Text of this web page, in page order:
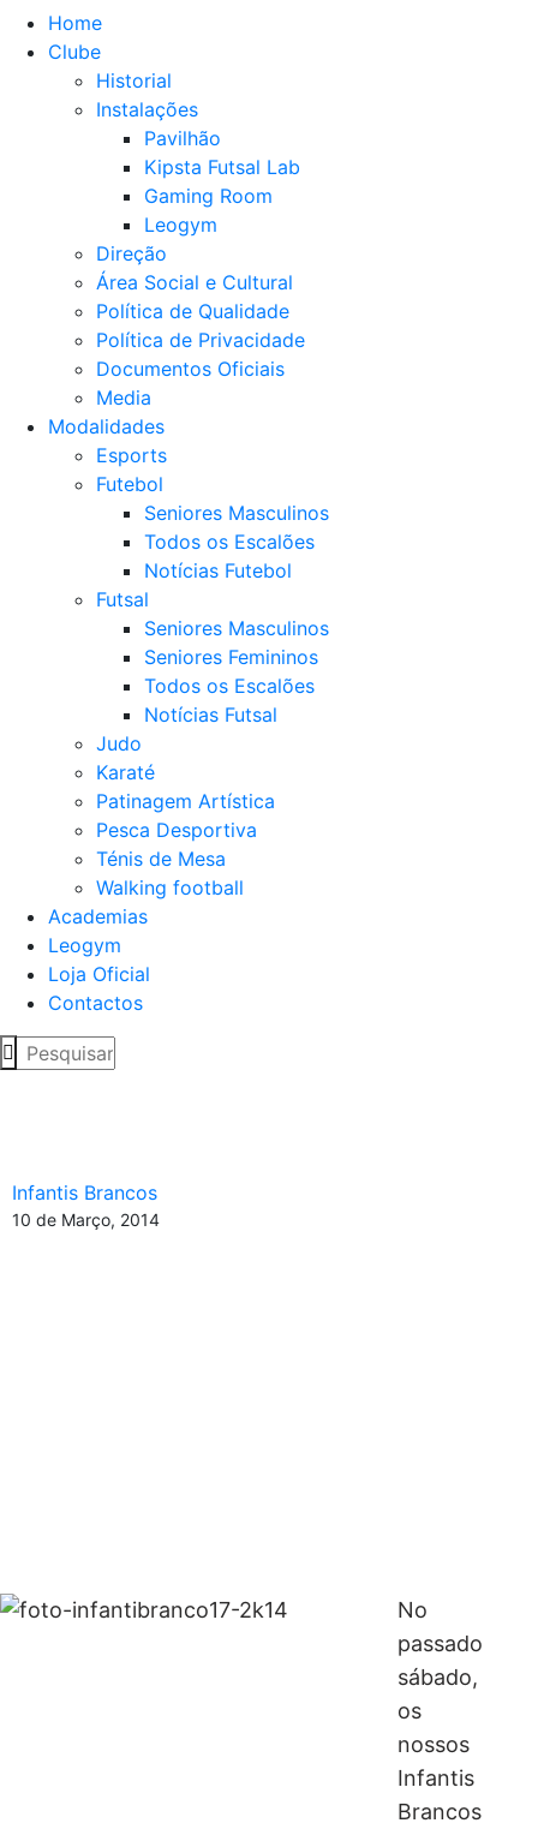
Home
Clube
Historial
Instalações
Pavilhão
Kipsta Futsal Lab
Gaming Room
Leogym
Direção
Área Social e Cultural
Política de Qualidade
Política de Privacidade
Documentos Oficiais
Media
Modalidades
Esports
Futebol
Seniores Masculinos
Todos os Escalões
Notícias Futebol
Futsal
Seniores Masculinos
Seniores Femininos
Todos os Escalões
Notícias Futsal
Judo
Karaté
Patinagem Artística
Pesca Desportiva
Ténis de Mesa
Walking football
Academias
Leogym
Loja Oficial
Contactos
Infantis Brancos
10 de Março, 2014
No
passado
sábado,
os
nossos
Infantis
Brancos